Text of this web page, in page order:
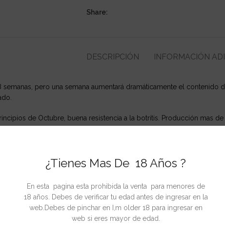
¿Tienes Mas De 18 Años ?
En esta pagina esta prohibida la venta para menores de
18 años. Debes de verificar tu edad antes de ingresar en la
web.Debes de pinchar en I,m older 18 para ingresar en
web si eres mayor de edad.
Share:
DESCRIPCIÓN INFORMACIÓN
semanas, pero una semana aumentará dramáticamente el
de Octubre, buena resistencia a la botritis. Producción mas